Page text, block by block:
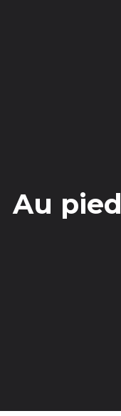
Au